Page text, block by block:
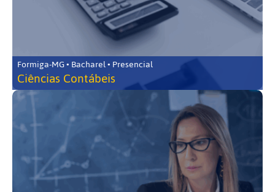
Formiga-MG • Bacharel • Presencial
Ciências Contábeis